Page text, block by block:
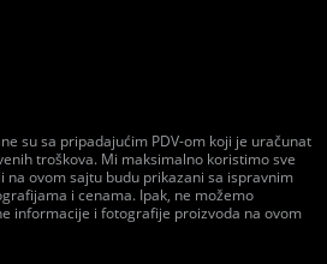
su sa pripadajućim PDV-om koji je uračunat
troškova. Mi maksimalno koristimo sve
na ovom sajtu budu prikazani sa ispravnim
i cenama. Ipak, ne možemo
informacije i fotografije proizvoda na ovom